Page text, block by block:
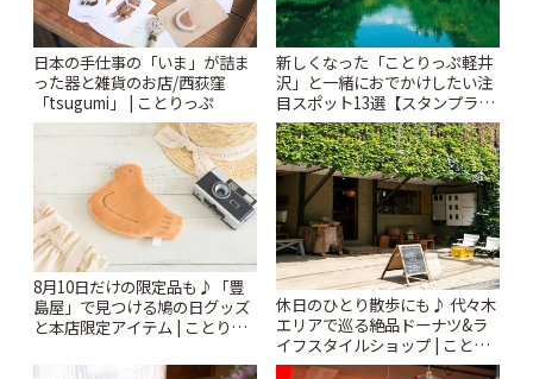
日本の手仕事の「いま」が詰ま
った器と雑貨のお店/西荻窪
「tsugumi」 | ことりっぷ
新しくなった「ことりっぷ軽井
沢」と一緒におでかけしたい注
目スポット13選【スタンプラリ
ー開催中】 | ことりっぷ
8月10日だけの限定品も♪「豊
島屋」で見つける鳩の日グッズ
と本店限定アイテム | ことりっ
休日のひとり散歩にも♪ 代々木
エリアで巡る絶品ドーナツ&ラ
イフスタイルショップ | ことり
っぷ